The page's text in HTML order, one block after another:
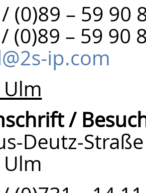
– 59 90
(0)89 – 59 90
ip.com
/
Deutz-